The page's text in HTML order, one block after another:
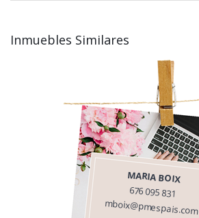
Inmuebles Similares
MARIA BOIX
676 095 831
mboix@pmespais.com